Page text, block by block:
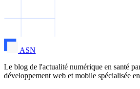
ASN
Le blog de l'actualité numérique en santé
développement web et mobile spécialisée